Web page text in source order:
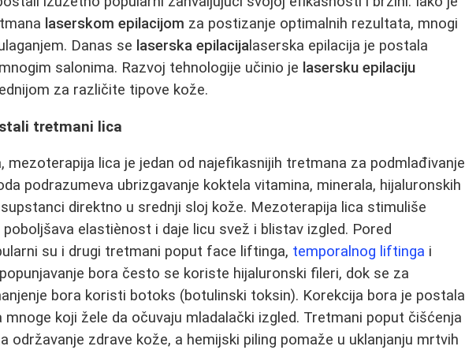
laserskom epilacijom za postizanje optimalnih rezultata, mnogi
Danas se laserska epilacija laserska epilacija je postala
salonima. Razvoj tehnologije učinio je lasersku epilaciju
za različite tipove kože.
tretmani lica
mezoterapija lica je jedan od najefikasnijih tretmana za podmlađivanje
podrazumeva ubrizgavanje koktela vitamina, minerala, hijaluronskih
direktno u srednji sloj kože. Mezoterapija lica stimuliše
elastiènost i daje licu svež i blistav izgled. Pored
su i drugi tretmani poput face liftinga, temporalnog liftinga i
bora često se koriste hijaluronski fileri, dok se za
bora koristi botoks (botulinski toksin). Korekcija bora je postala
koji žele da očuvaju mladalački izgled. Tretmani poput čišćenja
održavanje zdrave kože, a hemijski piling pomaže u uklanjanju mrtvih